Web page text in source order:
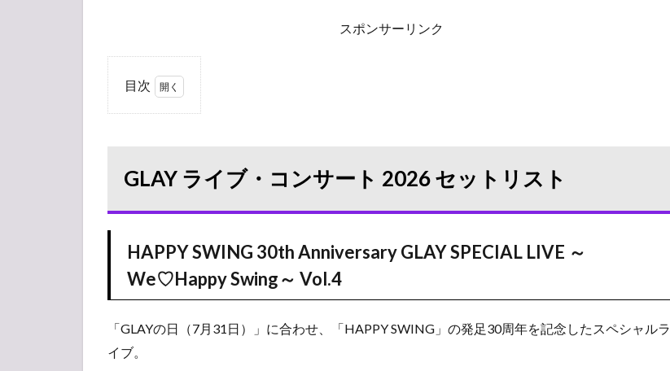
スポンサーリンク
目次
コン
ト
セッ
スト
HAPPY
30th
GLAY ライブ・コンサート 2026 セットリスト
HAPPY SWING 30th Anniversary GLAY SPECIAL LIVE ～
We♡Happy Swing～ Vol.4
「GLAYの日（7月31日）」に合わせ、「HAPPY SWING」の発足30周年を記念したスペシャルラ
イブ。